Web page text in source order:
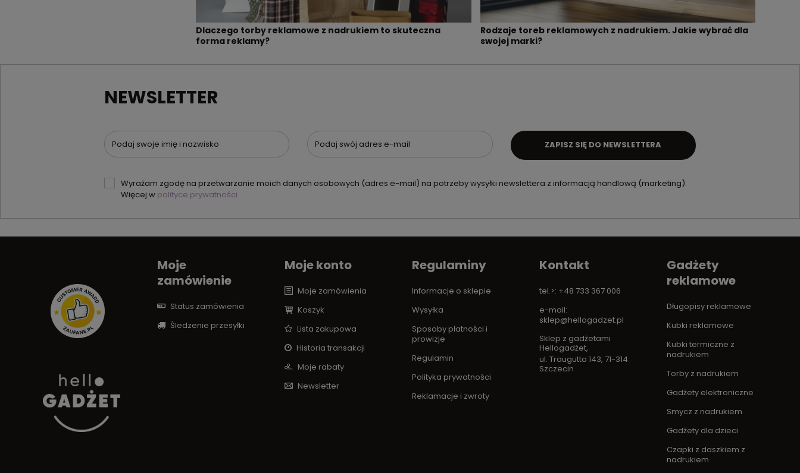
Dlaczego torby reklamowe z nadrukiem to skuteczna
forma reklamy?
Rodzaje toreb reklamowych z nadrukiem. Jakie wybrać dla
swojej marki?
NEWSLETTER
Podaj swoje imię i nazwisko Podaj swój adres e-mail
Wyrażam zgodę na przetwarzanie moich danych osobowych (adres e-mail) na potrzeby wysyłki newslettera z informacją handlową (marketing).
Więcej w polityce prywatności.
ZAPISZ SIĘ DO NEWSLETTERA
Moje
zamówienie
Status zamówienia
Śledzenie przesyłki
Moje konto
Moje zamówienia
Koszyk
Lista zakupowa
Historia transakcji
Moje rabaty
Newsletter
Regulaminy
Informacje o sklepie
Wysyłka
Sposoby płatności i
prowizje
Regulamin
Polityka prywatności
Reklamacje i zwroty
Kontakt
tel.>: +48 733 367 006
e-mail:
sklep@hellogadzet.pl
Sklep z gadżetami
Hellogadżet,
ul. Traugutta 143, 71-314
Szczecin
Gadżety
reklamowe
Długopisy reklamowe
Kubki reklamowe
Kubki termiczne z
nadrukiem
Torby z nadrukiem
Gadżety elektroniczne
Smycz z nadrukiem
Gadżety dla dzieci
Czapki z daszkiem z
nadrukiem